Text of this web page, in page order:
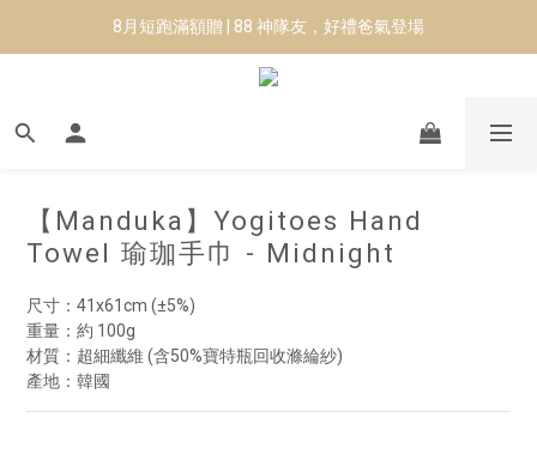
8月短跑滿額贈 | 88 神隊友，好禮爸氣登場
8月短跑滿額贈 | 88 神隊友，好禮爸氣登場
✨CURARING-韓國多功能深層按摩環｜新品預購88折！✨
Manduka-跟著青蛙去旅行｜快閃第二站-台南
【Manduka】Yogitoes Hand
Towel 瑜珈手巾 - Midnight
尺寸：41x61cm (±5%)
重量：約 100g
材質：超細纖維 (含50%寶特瓶回收滌綸紗)
產地：韓國